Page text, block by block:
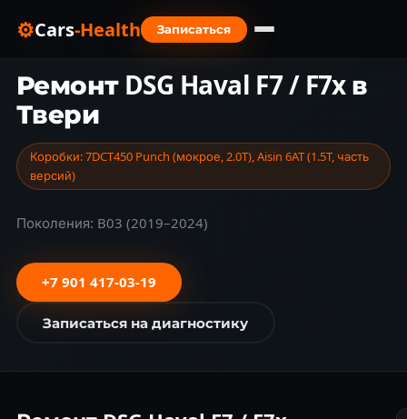
⚙Cars-Health
Записаться
Марки авто › Haval › F7 / F7x
Ремонт DSG Haval F7 / F7x в
Твери
Коробки: 7DCT450 Punch (мокрое, 2.0T), Aisin 6AT (1.5T, часть
версий)
Поколения: B03 (2019–2024)
+7 901 417-03-19
Записаться на диагностику